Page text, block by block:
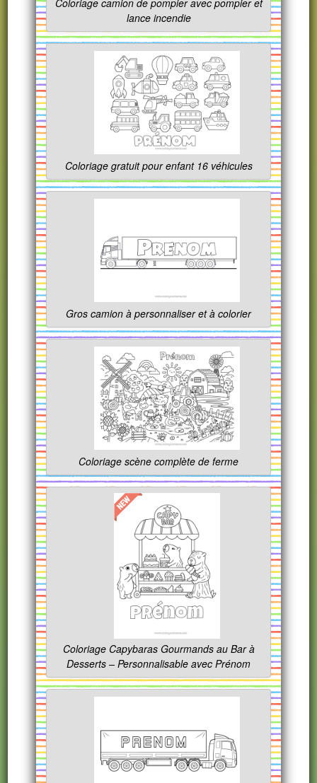
Coloriage camion de pompier avec pompier et
lance incendie
Coloriage gratuit pour enfant 16 véhicules
Gros camion à personnaliser et à colorier
Coloriage scène complète de ferme
Coloriage Capybaras Gourmands au Bar à
Desserts – Personnalisable avec Prénom